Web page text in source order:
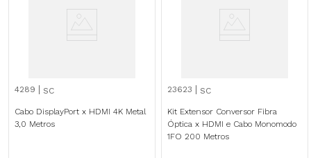
4289 SC
Cabo DisplayPort x HDMI 4K Metal
3,0 Metros
23623 SC
Kit Extensor Conversor Fibra
Óptica x HDMI e Cabo Monomodo
1FO 200 Metros